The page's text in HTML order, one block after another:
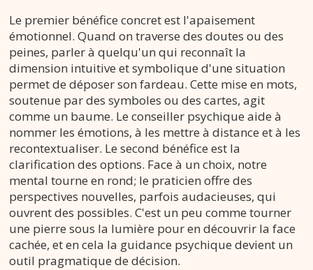
Le premier bénéfice concret est l'apaisement
émotionnel. Quand on traverse des doutes ou des
peines, parler à quelqu'un qui reconnaît la
dimension intuitive et symbolique d'une situation
permet de déposer son fardeau. Cette mise en mots,
soutenue par des symboles ou des cartes, agit
comme un baume. Le conseiller psychique aide à
nommer les émotions, à les mettre à distance et à les
recontextualiser. Le second bénéfice est la
clarification des options. Face à un choix, notre
mental tourne en rond; le praticien offre des
perspectives nouvelles, parfois audacieuses, qui
ouvrent des possibles. C'est un peu comme tourner
une pierre sous la lumière pour en découvrir la face
cachée, et en cela la guidance psychique devient un
outil pragmatique de décision.